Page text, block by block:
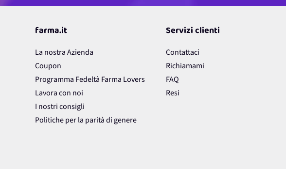
farma.it
La nostra Azienda
Coupon
Programma Fedeltà Farma Lovers
Lavora con noi
I nostri consigli
Politiche per la parità di genere
Servizi clienti
Contattaci
Richiamami
FAQ
Resi